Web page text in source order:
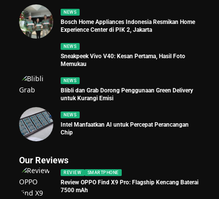
NEWS
Bosch Home Appliances Indonesia Resmikan Home
Experience Center di PIK 2, Jakarta
NEWS
Sneakpeek Vivo V40: Kesan Pertama, Hasil Foto
Memukau
NEWS
Blibli dan Grab Dorong Penggunaan Green Delivery
untuk Kurangi Emisi
NEWS
Intel Manfaatkan AI untuk Percepat Perancangan
Chip
Our Reviews
REVIEW SMARTPHONE
Review OPPO Find X9 Pro: Flagship Kencang Baterai
7500 mAh